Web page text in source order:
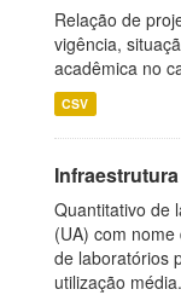
Relação de
vigência,
acadêmica no
CSV
Quantitativo de
(UA) com
de laboratórios
utilização